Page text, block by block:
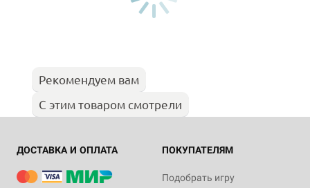
Рекомендуем вам
С этим товаром смотрели
ДОСТАВКА И ОПЛАТА ПОКУПАТЕЛЯМ
Подобрать игру